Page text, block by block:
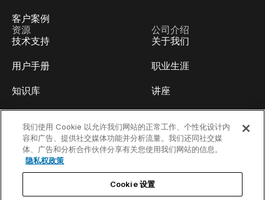
客户案例
资源
技术支持
用户手册
知识库
视频教程
内容中心
公司介绍
关于我们
职业生涯
讲座
开发人员博客
我们使用 Cookie 以允许我们网站的正常工作、个性化设计内
容和广告、提供社交媒体功能并分析流量。我们还同社交媒
体、广告和分析合作伙伴分享有关您使用我们网站的信息。
隐私权政策
Cookie 设置